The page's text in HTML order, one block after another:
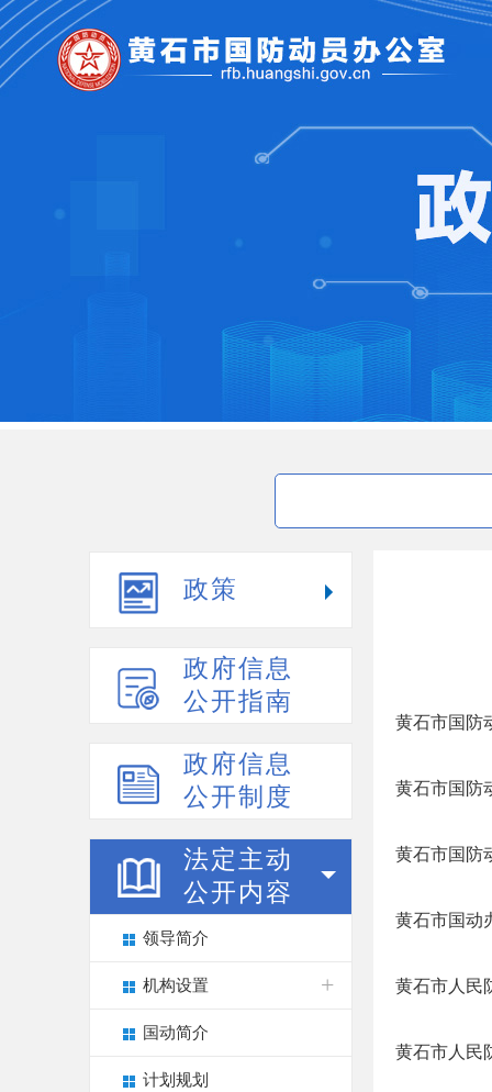
政策
政府信息
公开指南
政府信息
公开制度
法定主动
公开内容
领导简介
机构设置
国动简介
计划规划
黄石市国防
黄石市国防
黄石市国防
黄石市国动
黄石市人民
黄石市人民